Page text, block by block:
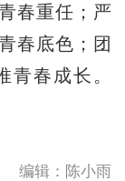
春重任；严
春底色；团
春成长。
编辑：陈小雨